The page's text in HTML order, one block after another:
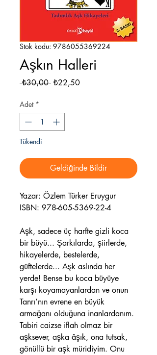
Stok kodu: 9786055369224
Aşkın Halleri
₺30,00 Normal
₺22,50İndirimli
Adet *
Tükendi
Geldiğinde Bildir
Yazar: Özlem Türker Eruygur
ISBN: 978-605-5369-22-4
Aşk, sadece üç harfte gizli koca
bir büyü... Şarkılarda, şiirlerde,
hikayelerde, bestelerde,
güftelerde... Aşk aslında her
yerde! Bense bu koca büyüye
karşı koyamayanlardan ve onun
Tanrı’nın evrene en büyük
armağanı olduğuna inanlardanım.
Tabiri caizse iflah olmaz bir
aşksever, aşka âşık, ona tutsak,
gönüllü bir aşk müridiyim. Onu